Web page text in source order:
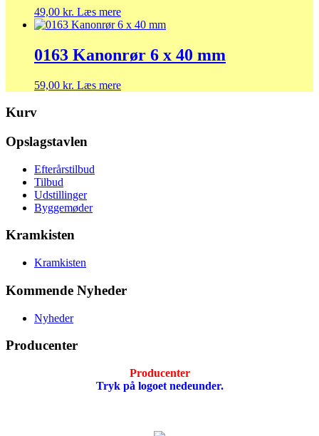
49,00 kr. Læs mere
0163 Kanonrør 6 x 40 mm
59,00 kr. Læs mere
Kurv
Opslagstavlen
Efterårstilbud
Tilbud
Udstillinger
Byggemøder
Kramkisten
Kramkisten
Kommende Nyheder
Nyheder
Producenter
Producenter
Tryk på logoet nedeunder.